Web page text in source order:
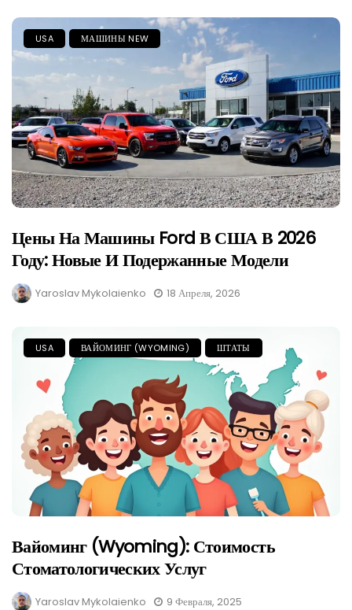
USA МАШИНЫ NEW
Цены На Машины Ford В США В 2026
Году: Новые И Подержанные Модели
Yaroslav Mykolaienko 18 Апреля, 2026
USA ВАЙОМИНГ (WYOMING) ШТАТЫ
Вайоминг (Wyoming): Стоимость
Стоматологических Услуг
Yaroslav Mykolaienko 9 Февраля, 2025